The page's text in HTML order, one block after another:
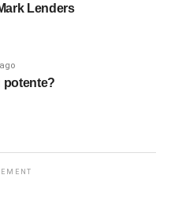
Lenders
potente?